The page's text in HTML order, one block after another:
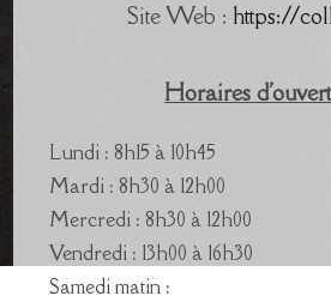
Site Web : https://
Horaires
Lundi : 8h15 à 10h45
Mardi : 8h30 à 12h00
Mercredi : 8h30 à 12h00
Vendredi : 13h00 à 16h30
Samedi matin :